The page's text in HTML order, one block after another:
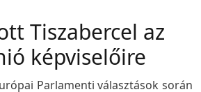
Tiszabercel az
képviselőire
Parlamenti választások során